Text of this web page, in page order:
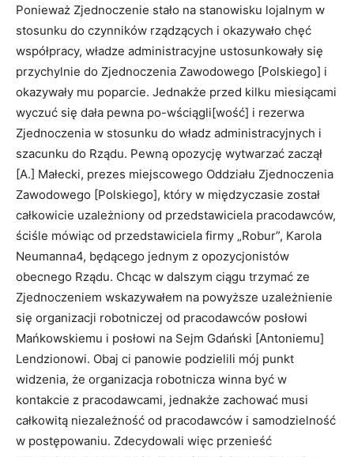
Ponieważ Zjednoczenie stało na stanowisku lojalnym w
stosunku do czynników rządzących i okazywało chęć
współpracy, władze administracyjne ustosunkowały się
przychylnie do Zjednoczenia Zawodowego [Polskiego] i
okazywały mu poparcie. Jednakże przed kilku miesiącami
wyczuć się dała pewna po-wściągli[wość] i rezerwa
Zjednoczenia w stosunku do władz administracyjnych i
szacunku do Rządu. Pewną opozycję wytwarzać zaczął
[A.] Małecki, prezes miejscowego Oddziału Zjednoczenia
Zawodowego [Polskiego], który w międzyczasie został
całkowicie uzależniony od przedstawiciela pracodawców,
ściśle mówiąc od przedstawiciela firmy „Robur”, Karola
Neumanna4, będącego jednym z opozycjonistów
obecnego Rządu. Chcąc w dalszym ciągu trzymać ze
Zjednoczeniem wskazywałem na powyższe uzależnienie
się organizacji robotniczej od pracodawców posłowi
Mańkowskiemu i posłowi na Sejm Gdański [Antoniemu]
Lendzionowi. Obaj ci panowie podzielili mój punkt
widzenia, że organizacja robotnicza winna być w
kontakcie z pracodawcami, jednakże zachować musi
całkowitą niezależność od pracodawców i samodzielność
w postępowaniu. Zdecydowali więc przenieść